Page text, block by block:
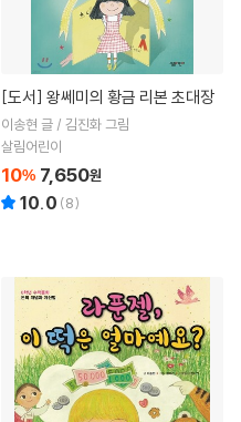
[도서] 왕쎄미의 황금 리본 초대장
이송현 글 / 김진화 그림
살림어린이
10% 7,650원
10.0 (8)